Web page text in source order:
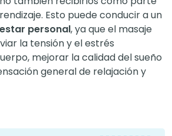
Esto puede conducir a un
personal, ya que el masaje
la tensión y el estrés
mejorar la calidad del sueño
general de relajación y